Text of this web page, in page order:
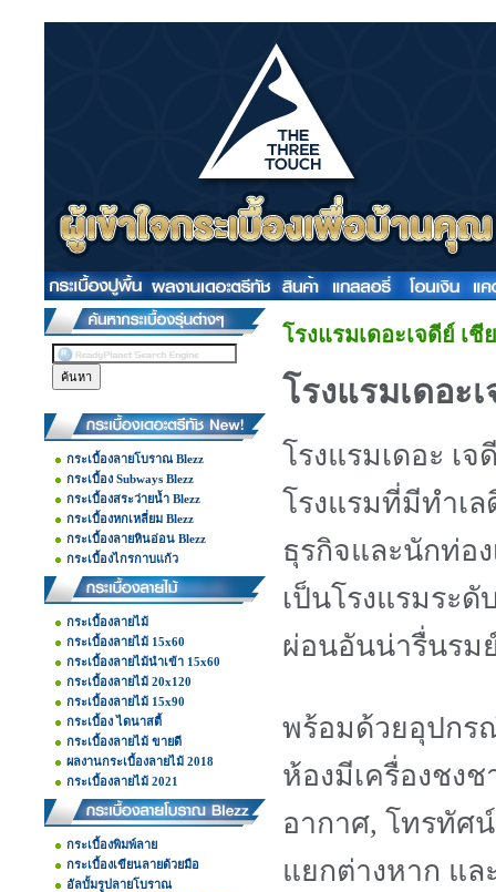
กระเบื้องลายโบราณ Blezz
กระเบื้อง Subways Blezz
กระเบื้องสระว่ายน้ำ Blezz
กระเบื้องหกเหลี่ยม Blezz
กระเบื้องลายหินอ่อน Blezz
กระเบื้องไกรกาบแก้ว
กระเบื้องลายไม้
กระเบื้องลายไม้ 15x60
กระเบื้องลายไม้นำเข้า 15x60
กระเบื้องลายไม้ 20x120
กระเบื้องลายไม้ 15x90
กระเบื้อง ไดนาสตี้
กระเบื้องลายไม้ ขายดี
ผลงานกระเบื้องลายไม้ 2018
กระเบื้องลายไม้ 2021
กระเบื้องพิมพ์ลาย
กระเบื้องเขียนลายด้วยมือ
อัลบั้มรูปลายโบราณ
โรงแรมเดอะเจดีย์ เชี
โรงแรมเดอะ
โรงแรมเดอะ เ
โรงแรมที่มีทำเ
ธุรกิจและนักท่อ
เป็นโรงแรมระ
ผ่อนอันน่ารื่นรม
พร้อมด้วยอุปกร
ห้องมีเครื่องชง
อากาศ, โทรทัศ
แยกต่างหาก แล